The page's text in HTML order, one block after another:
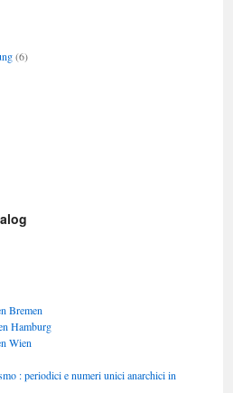
(6)
Bremen
Hamburg
Wien
: periodici e numeri unici anarchici in